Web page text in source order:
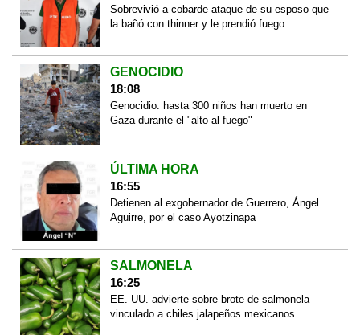
Sobrevivió a cobarde ataque de su esposo que
la bañó con thinner y le prendió fuego
GENOCIDIO
18:08
Genocidio: hasta 300 niños han muerto en
Gaza durante el "alto al fuego"
ÚLTIMA HORA
16:55
Detienen al exgobernador de Guerrero, Ángel
Aguirre, por el caso Ayotzinapa
SALMONELA
16:25
EE. UU. advierte sobre brote de salmonela
vinculado a chiles jalapeños mexicanos